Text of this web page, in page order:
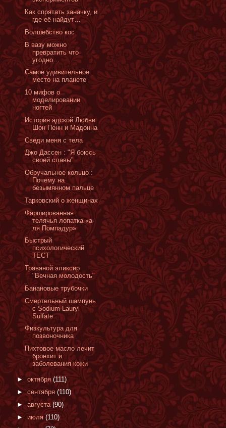
Как спрятать заначку, и
где её найдут…
Волшебство кос
В вазу можно
превратить что
угодно…
Самое удивительное
место на планете
10 мифов о
моделировании
ногтей
История адской Любви:
Шон Пенн и Мадонна
Сведи меня с тела
Джо Дассен : "Я боюсь
своей славы"
Обручальное кольцо :
Почему на
безымянном пальце
Тарковский о женщинах
Фаршированная
телячья лопатка «а-
ля Помпадур»
Быстрый
психологический
ТЕСТ
Травяной эликсир
"Вечная молодость"
Банановые трубочки
Смертельный шампунь
с Sodium Lauryl
Sulfate
Физкультура для
позвоночника
Пихтовое масло лечит
бронхит и
заболевания кожи
► октября(111)
►сентября (110)
►августа (90)
► июля (110)